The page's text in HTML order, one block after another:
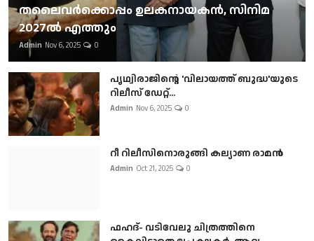
തലൈവര്‍ക്കൊപ്പം ഉലകനായകന്‍, സിനിമ
2027ല്‍ എത്തും
Admin Nov 6, 2025 0
പൃഥ്വിരാജിന്റെ 'വിലായത്ത് ബുദ്ധ'യുടെ
റിലീസ് ഡേറ്റ്...
Admin Nov 6, 2025 0
റീ റിലീസിനൊരുങ്ങി കല്യാണ രാമൻ
Admin Oct 21, 2025 0
ഫഹദ്- വടിവേലു ചിത്രത്തിനെ